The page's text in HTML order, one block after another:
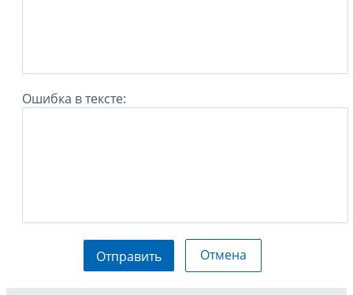
Ошибка в тексте:
Отправить Отмена